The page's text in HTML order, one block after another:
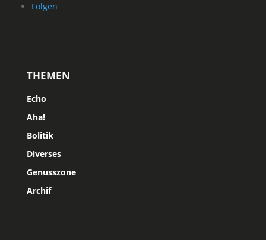
Folgen
THEMEN
Echo
Aha!
Bolitik
Diverses
Genusszone
Archif